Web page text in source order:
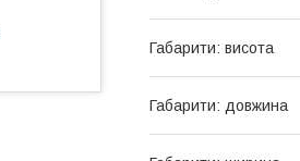
Габарити: висота
Габарити: довжина